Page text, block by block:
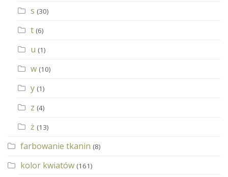
s (30)
t (6)
u (1)
w (10)
y (1)
z (4)
ż (13)
farbowanie tkanin (8)
kolor kwiatów (161)